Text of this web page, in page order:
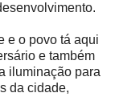
e o povo tá aqui
e também
iluminação para
da cidade,